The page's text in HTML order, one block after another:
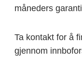
måneders
Ta kontakt for å
gjennom